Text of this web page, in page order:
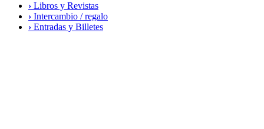
› Libros y Revistas
› Intercambio / regalo
› Entradas y Billetes